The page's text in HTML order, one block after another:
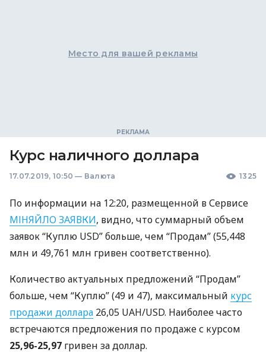
Место для вашей рекламы
Курс наличного доллара
17.07.2019, 10:50 — Валюта 1325
По информации на 12:20, размещенной в Сервисе
МІНЯЙЛОЗАЯВКИ, видно, что суммарный объем
заявок “Куплю USD” больше, чем “Продам” (55,448
млн и 49,761 млн гривен соответственно).
Количество актуальных предложений “Продам”
больше, чем “Куплю” (49 и 47), максимальный курс
продажи доллара 26,05 UAH/USD. Наиболее часто
встречаются предложения по продаже с курсом
25,96-25,97 гривен за доллар.